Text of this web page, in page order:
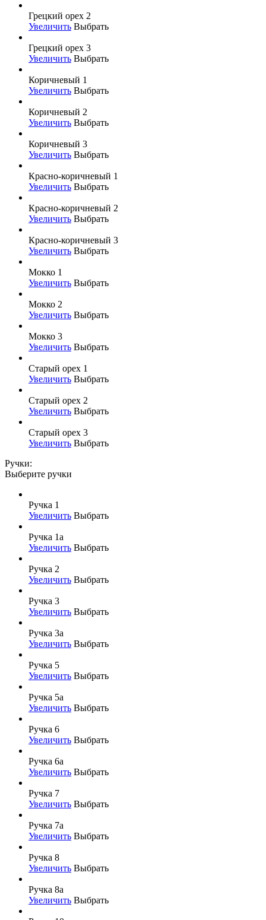
Грецкий орех 2
Увеличить Выбрать
Грецкий орех 3
Увеличить Выбрать
Коричневый 1
Увеличить Выбрать
Коричневый 2
Увеличить Выбрать
Коричневый 3
Увеличить Выбрать
Красно-коричневый 1
Увеличить Выбрать
Красно-коричневый 2
Увеличить Выбрать
Красно-коричневый 3
Увеличить Выбрать
Мокко 1
Увеличить Выбрать
Мокко 2
Увеличить Выбрать
Мокко 3
Увеличить Выбрать
Старый орех 1
Увеличить Выбрать
Старый орех 2
Увеличить Выбрать
Старый орех 3
Увеличить Выбрать
Ручки:
Выберите ручки
Ручка 1
Увеличить Выбрать
Ручка 1а
Увеличить Выбрать
Ручка 2
Увеличить Выбрать
Ручка 3
Увеличить Выбрать
Ручка 3а
Увеличить Выбрать
Ручка 5
Увеличить Выбрать
Ручка 5а
Увеличить Выбрать
Ручка 6
Увеличить Выбрать
Ручка 6а
Увеличить Выбрать
Ручка 7
Увеличить Выбрать
Ручка 7а
Увеличить Выбрать
Ручка 8
Увеличить Выбрать
Ручка 8а
Увеличить Выбрать